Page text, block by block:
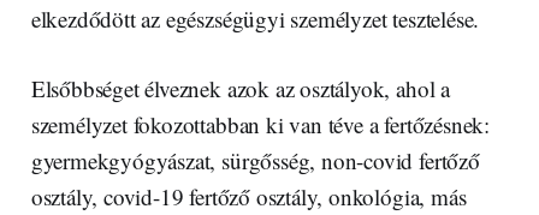
elkezdődött az egészségügyi személyzet tesztelése.
Elsőbbséget élveznek azok az osztályok, ahol a
személyzet fokozottabban ki van téve a fertőzésnek:
gyermekgyógyászat, sürgősség, non-covid fertőző
osztály, covid-19 fertőző osztály, onkológia, más